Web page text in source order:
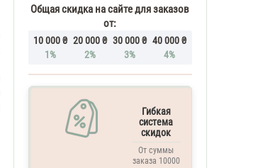
Общая скидка на сайте для заказов
от:
10 000 ₴
1%
20 000 ₴
2%
30 000 ₴
3%
40 000 ₴
4%
Гибкая
система
скидок
От суммы
заказа 10000